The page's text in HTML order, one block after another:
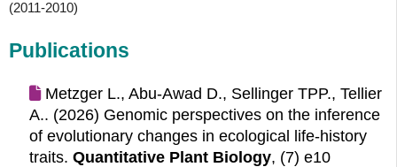
(2011-2010)
Publications
Metzger L., Abu-Awad D., Sellinger TPP., Tellier
A.. (2026) Genomic perspectives on the inference
of evolutionary changes in ecological life-history
traits. Quantitative Plant Biology, (7) e10